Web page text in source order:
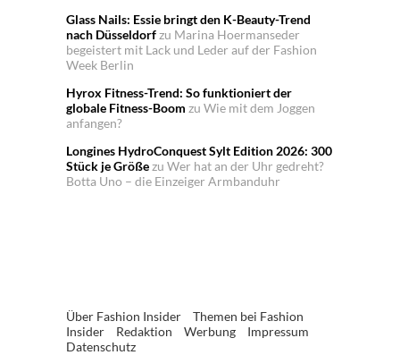
Glass Nails: Essie bringt den K-Beauty-Trend
nach Düsseldorfzu Marina Hoermanseder
begeistert mit Lack und Leder auf der Fashion
Week Berlin
Hyrox Fitness-Trend: So funktioniert der
globale Fitness-Boom zu Wie mit dem Joggen
anfangen?
Longines HydroConquest Sylt Edition 2026: 300
Stück je Größezu Wer hat an der Uhr gedreht?
Botta Uno – die Einzeiger Armbanduhr
Über Fashion Insider
Themen bei Fashion
Insider
Redaktion Werbung
Impressum
Datenschutz